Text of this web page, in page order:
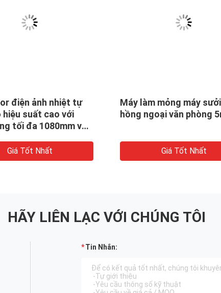
điện ảnh nhiệt tự
hiệu suất cao với
tối đa 1080mm và
Giá Tốt Nhất
Máy làm mỏng máy
hồng ngoại văn phòng
Giá Tốt Nhất
HÃY LIÊN LẠC VỚI CHÚNG TÔI
Tin Nhắn: